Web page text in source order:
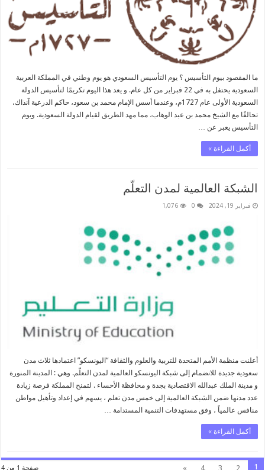
ما المقصود بيوم التأسيس ؟ يوم التأسيس السعودي هو يوم وطني في المملكة العربية
السعودية يحتفل به في 22 فبراير من كل عام. و يعد هذا اليوم تكريمًا لتأسيس الدولة
السعودية الأولى عام 1727م، وعندما أسس الإمام محمد بن سعود، حاكم الدرعية آنذاك،
تحالفًا مع الشيخ محمد بن عبد الوهاب، مما مهد الطريق لقيام الدولة السعودية. ويوم
التأسيس يعبر عن …
أكمل القراءة »
الشبكة العالمية لمدن التعلّم
فبراير 19, 2024 0
1,076
أعلنت منظمة الأمم المتحدة للتربية والعلوم والثقافة “اليونسكو” اعتمادها ثلاث مدن
سعودية جديدة للانضمام إلى شبكة اليونسكو العالمية لمدن التعلّم. وهي : المدينة المنورة
و مدينة الملك عبدالله الاقتصادية بجدة و محافظة الأحساء . لتمنح المملكة فرصة زيادة
عدد مدنها ضمن الشبكة العالمية إلى خمس مدن تعلم ، يسهم في إعداد وتأهيل مواطن
منافس عالمياً ، وفق مستهدفات التنمية المستدامة …
أكمل القراءة »
صفحة 1 من 4 1
2
3
4
»